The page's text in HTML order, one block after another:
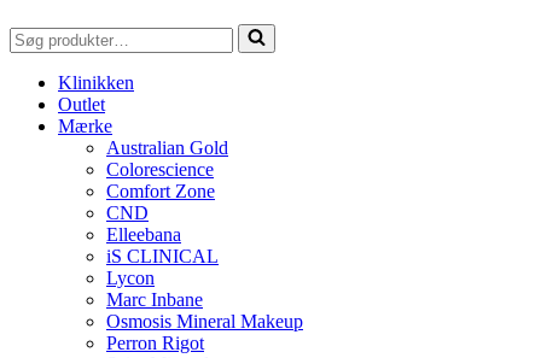
Søg
efter...
Klinikken
Outlet
Mærke
Australian Gold
Colorescience
Comfort Zone
CND
Elleebana
iS CLINICAL
Lycon
Marc Inbane
Osmosis Mineral Makeup
Perron Rigot